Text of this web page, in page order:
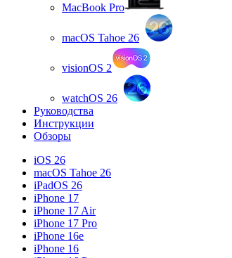
MacBook Pro
macOS Tahoe 26
visionOS 2
watchOS 26
Руководства
Инструкции
Обзоры
iOS 26
macOS Tahoe 26
iPadOS 26
iPhone 17
iPhone 17 Air
iPhone 17 Pro
iPhone 16e
iPhone 16